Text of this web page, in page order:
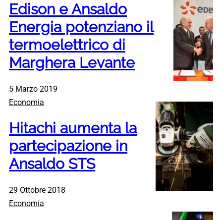
Edison e Ansaldo
Energia potenziano il
termoelettrico di
Marghera Levante
5 Marzo 2019
Economia
Hitachi aumenta la
partecipazione in
Ansaldo STS
29 Ottobre 2018
Economia